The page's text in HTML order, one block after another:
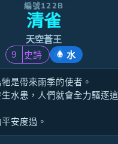
編號122B
清雀
天空蒼王
9
史詩 水
是帶來雨季的使者。
水患，人們就會全力驅逐
安度過。